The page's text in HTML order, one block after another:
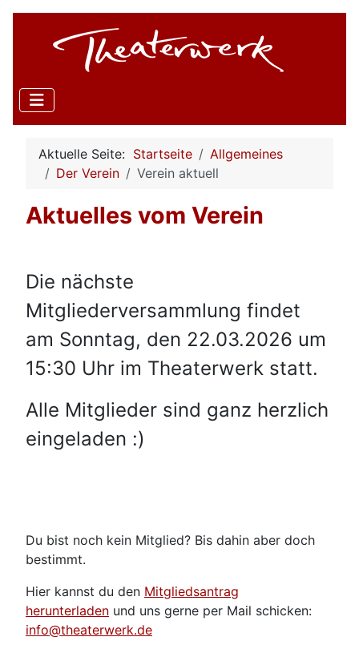
Aktuelle Seite: Startseite
Allgemeines
Der Verein
Verein aktuell
Aktuelles vom Verein
Die nächste
Mitgliederversammlung findet
am Sonntag, den 22.03.2026 um
15:30 Uhr im Theaterwerk statt.
Alle Mitglieder sind ganz herzlich
eingeladen :)
Du bist noch kein Mitglied? Bis dahin aber doch
bestimmt.
Hier kannst du den Mitgliedsantrag
herunterladen und uns gerne per Mail schicken:
info@theaterwerk.de